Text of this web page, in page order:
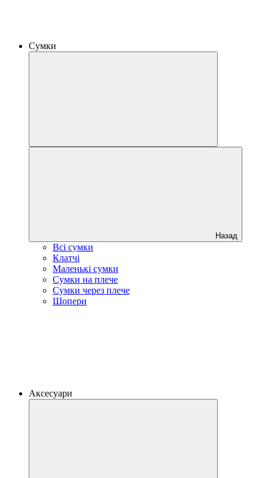
Сумки
Назад
Всі сумки
Клатчі
Маленькі сумки
Сумки на плече
Сумки через плече
Шопери
Аксесуари